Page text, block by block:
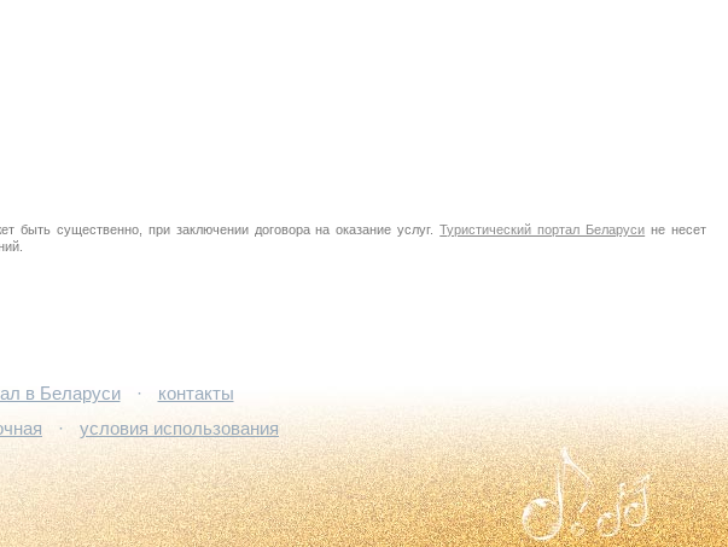
быть существенно, при заключении договора на оказание услуг.Туристический портал Беларуси не несет
в Беларуси ·
контакты
· условия использования